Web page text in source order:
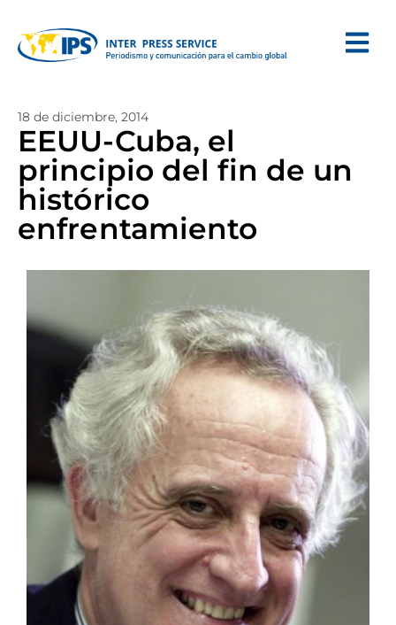
18 de diciembre, 2014
EEUU-Cuba, el
principio del fin de un
histórico
enfrentamiento